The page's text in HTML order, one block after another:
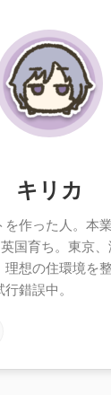
キリカ
作った人。本
国育ち。東京
理想の住環境を
錯誤中。